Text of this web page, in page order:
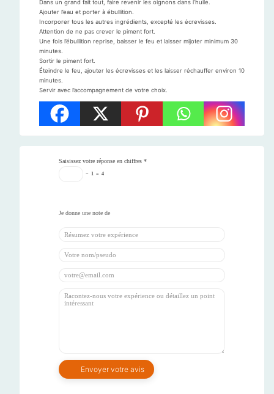
Dans un grand fait tout, faire revenir les oignons dans l’huile.
Ajouter l’eau et porter à ébullition.
Incorporer tous les autres ingrédients, excepté les écrevisses.
Attention de ne pas crever le piment fort.
Une fois l’ébullition reprise, baisser le feu et laisser mijoter minimum 30
minutes.
Sortir le piment fort.
Éteindre le feu, ajouter les écrevisses et les laisser réchauffer environ 10
minutes.
Servir avec l’accompagnement de votre choix.
Saisissez votre réponse en chiffres *
− 1 = 4